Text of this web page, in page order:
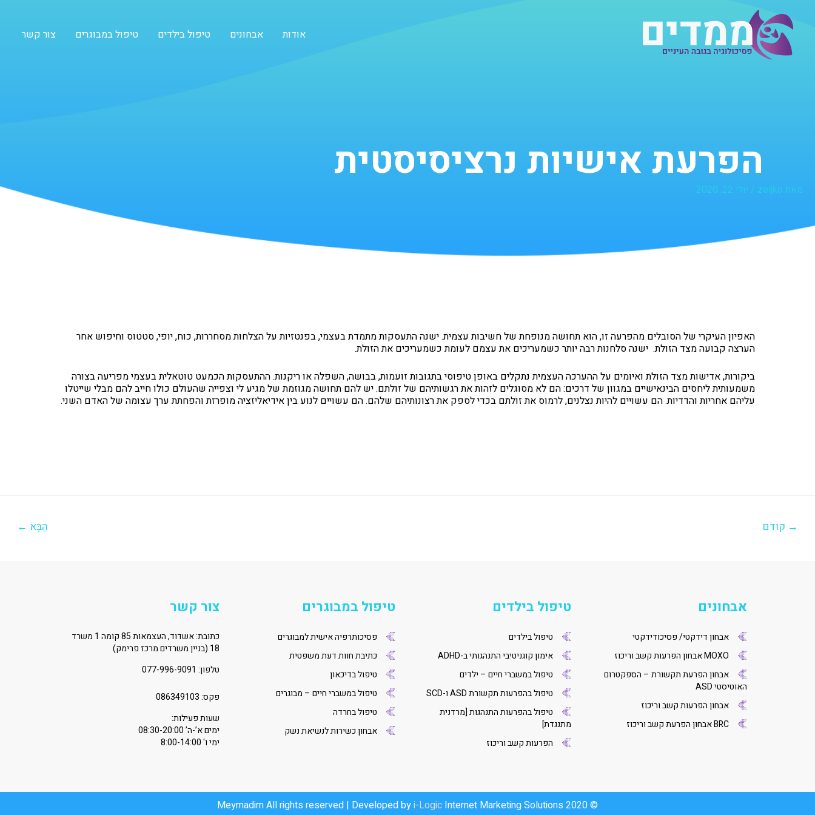
אודות
אבחונים טיפול בילדים טיפול במבוגרים צור קשר
הפרעת אישיות נרציסיסטית
מאת zeljko
/ יולי 22, 2020
האפיון העיקרי של הסובלים מהפרעה זו, הוא תחושה מנופחת של חשיבות עצמית. ישנה התעסקות מתמדת בעצמי, בפנטזיות על הצלחות מסחררות, כוח, יופי, סטטוס וחיפוש אחר
הערצה קבועה מצד הזולת. ישנה סלחנות רבה יותר כשמעריכים את עצמם לעומת כשמעריכים את הזולת.
ביקורות, אדישות מצד הזולת ואיומים על ההערכה העצמית נתקלים באופן טיפוסי בתגובות זועמות, בבושה, השפלה או ריקנות. ההתעסקות הכמעט טוטאלית בעצמי מפריעה בצורה
משמעותית ליחסים הבינאישיים במגוון של דרכים: הם לא מסוגלים לזהות את רגשותיהם של זולתם. יש להם תחושה מגוזמת של מגיע לי וצפייה שהעולם כולו חייב להם מבלי שייטלו
עליהם אחריות והדדיות. הם עשויים להיות נצלנים, לרמוס את זולתם בכדי לספק את רצונותיהם שלהם. הם עשויים לנוע בין אידיאליזציה מופרזת והפחתת ערך עצומה של האדם השני.
→ קודם הַבָּא ←
אבחונים
אבחון דידקטי/ פסיכודידקטי
MOXO אבחון הפרעות קשב וריכוז
אבחון הפרעת תקשורת – הספקטרום
האוטיסטי ASD
אבחון הפרעות קשב וריכוז
BRC אבחון הפרעת קשב וריכוז
טיפול בילדים
טיפול בילדים
אימון קוגניטיבי התנהגותי ב-ADHD
טיפול במשברי חיים – ילדים
טיפול בהפרעות תקשורת ASD ו-SCD
טיפול בהפרעות התנהגות [מרדנית
מתנגדת]
הפרעות קשב וריכוז
טיפול במבוגרים
פסיכותרפיה אישית למבוגרים
כתיבת חוות דעת משפטית
טיפול בדיכאון
טיפול במשברי חיים – מבוגרים
טיפול בחרדה
אבחון כשירות לנשיאת נשק
צור קשר
כתובת: אשדוד, העצמאות 85 קומה 1 משרד
18 (בניין משרדים מרכז פרימק)
טלפון: 077-996-9091
פקס: 086349103
שעות פעילות:
ימים א’-ה’ 08:30-20:00
ימי ו' 8:00-14:00
© 2020 Meymadim All rights reserved | Developed by
i-Logic Internet Marketing Solutions